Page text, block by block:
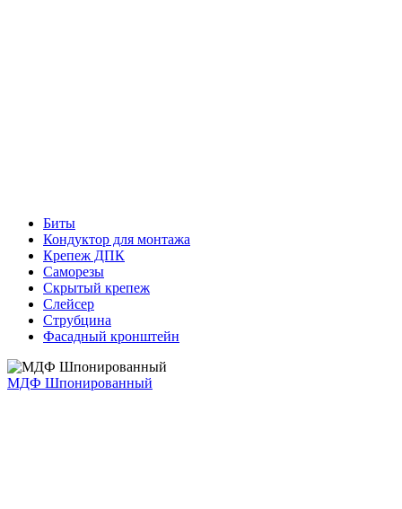
Биты
Кондуктор для монтажа
Крепеж ДПК
Саморезы
Скрытый крепеж
Слейсер
Струбцина
Фасадный кронштейн
МДФ Шпонированный